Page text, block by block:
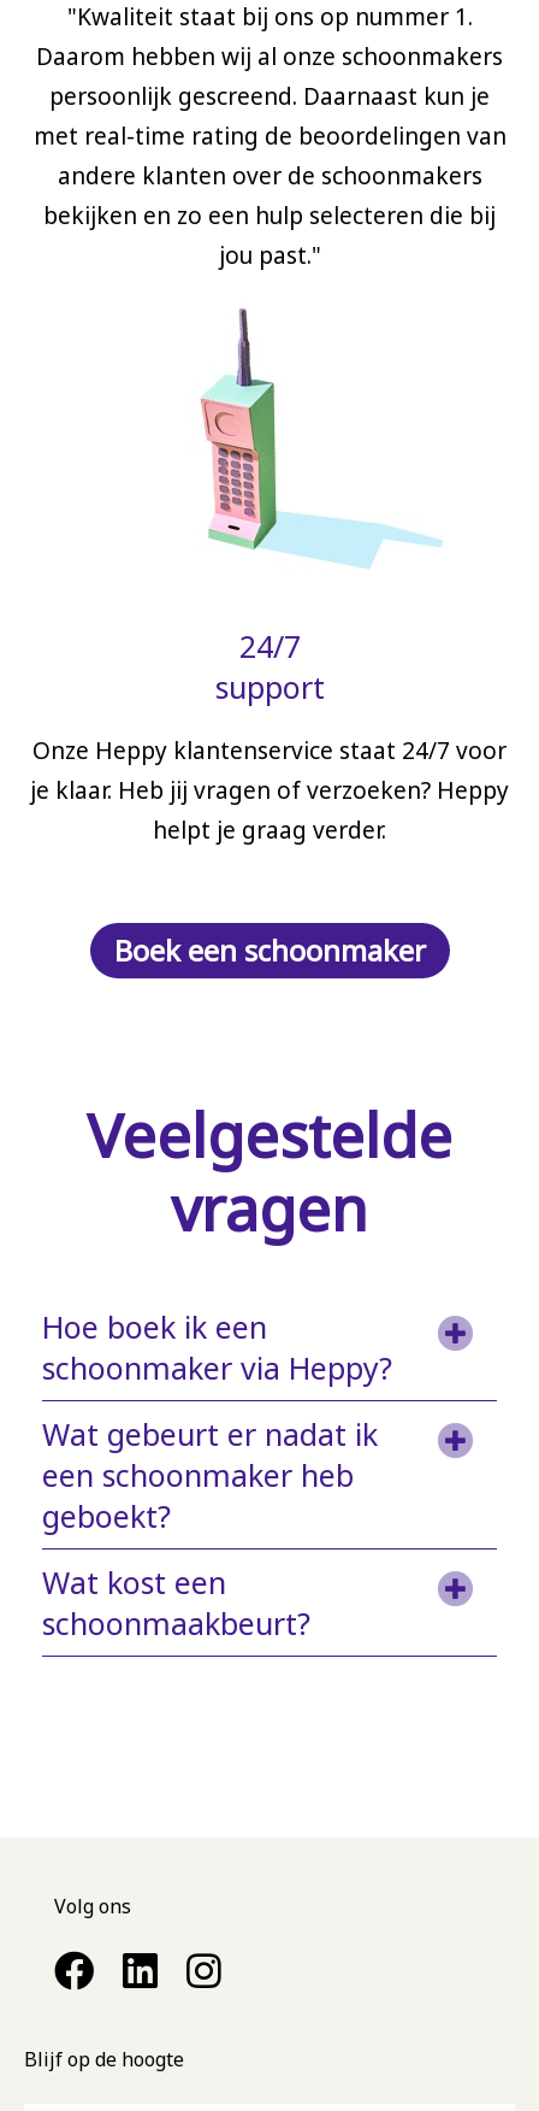
"Kwaliteit staat bij ons op nummer 1.
Daarom hebben wij al onze schoonmakers
persoonlijk gescreend. Daarnaast kun je
met real-time rating de beoordelingen van
andere klanten over de schoonmakers
bekijken en zo een hulp selecteren die bij
jou past."
24/7
support
Onze Heppy klantenservice staat 24/7 voor
je klaar. Heb jij vragen of verzoeken? Heppy
helpt je graag verder.
Boek een schoonmaker
Veelgestelde
vragen
Hoe boek ik een
schoonmaker via Heppy?
Wat gebeurt er nadat ik
een schoonmaker heb
geboekt?
Wat kost een
schoonmaakbeurt?
Volg ons
Blijf op de hoogte